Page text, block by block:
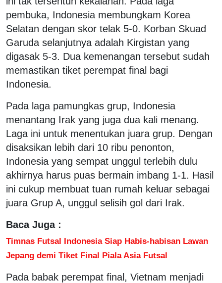
pembuka, Indonesia membungkam Korea
Selatan dengan skor telak 5-0. Korban Skuad
Garuda selanjutnya adalah Kirgistan yang
digasak 5-3. Dua kemenangan tersebut sudah
memastikan tiket perempat final bagi
Indonesia.
Pada laga pamungkas grup, Indonesia
menantang Irak yang juga dua kali menang.
Laga ini untuk menentukan juara grup. Dengan
disaksikan lebih dari 10 ribu penonton,
Indonesia yang sempat unggul terlebih dulu
akhirnya harus puas bermain imbang 1-1. Hasil
ini cukup membuat tuan rumah keluar sebagai
juara Grup A, unggul selisih gol dari Irak.
Baca Juga :
Timnas Futsal Indonesia Siap Habis-habisan Lawan
Jepang demi Tiket Final Piala Asia Futsal
Pada babak perempat final, Vietnam menjadi